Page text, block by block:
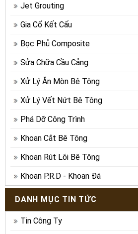
Jet Grouting
Gia Cố Kết Cấu
Bọc Phủ Composite
Sửa Chữa Cầu Cảng
Xử Lý Ăn Mòn Bê Tông
Xử Lý Vết Nứt Bê Tông
Phá Dỡ Công Trình
Khoan Cắt Bê Tông
Khoan Rút Lõi Bê Tông
Khoan P.R.D - Khoan Đá
DANH MỤC TIN TỨC
Tin Công Ty